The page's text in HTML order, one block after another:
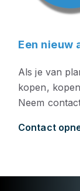
Een nieuw
Als je van
kopen,
Neem
Contact